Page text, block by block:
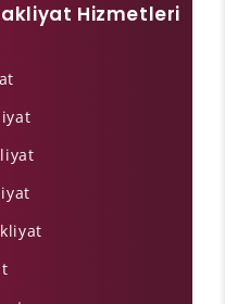
Hizmetleri